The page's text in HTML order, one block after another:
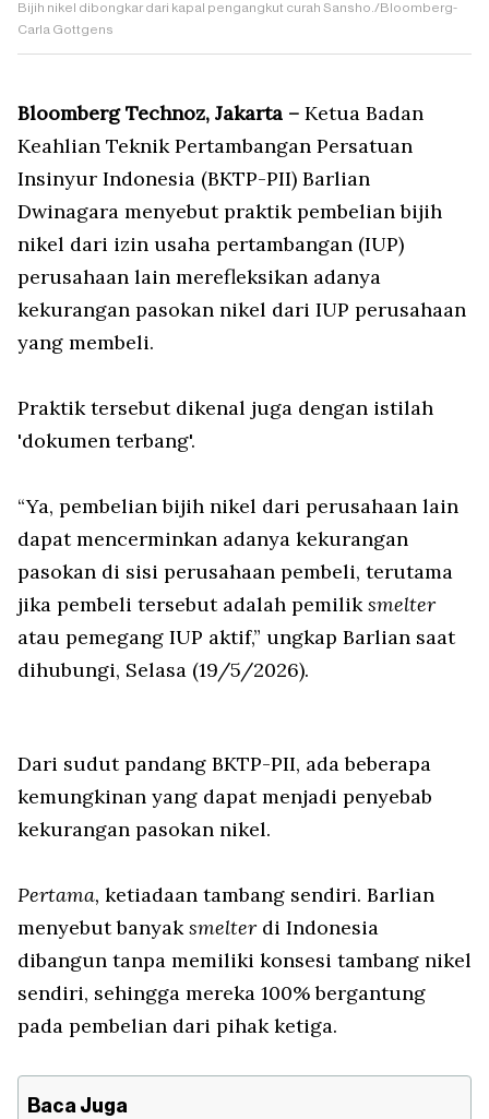
Bijih nikel dibongkar dari kapal pengangkut curah Sansho./Bloomberg-
Carla Gottgens
Bloomberg Technoz, Jakarta – Ketua Badan
Keahlian Teknik Pertambangan Persatuan
Insinyur Indonesia (BKTP-PII) Barlian
Dwinagara menyebut praktik pembelian bijih
nikel dari izin usaha pertambangan (IUP)
perusahaan lain merefleksikan adanya
kekurangan pasokan nikel dari IUP perusahaan
yang membeli.
Praktik tersebut dikenal juga dengan istilah
'dokumen terbang'.
“Ya, pembelian bijih nikel dari perusahaan lain
dapat mencerminkan adanya kekurangan
pasokan di sisi perusahaan pembeli, terutama
jika pembeli tersebut adalah pemiliksmelter
atau pemegang IUP aktif,” ungkap Barlian saat
dihubungi, Selasa (19/5/2026).
Dari sudut pandang BKTP-PII, ada beberapa
kemungkinan yang dapat menjadi penyebab
kekurangan pasokan nikel.
Pertama, ketiadaan tambang sendiri. Barlian
menyebut banyaksmelter di Indonesia
dibangun tanpa memiliki konsesi tambang nikel
sendiri, sehingga mereka 100% bergantung
pada pembelian dari pihak ketiga.
Baca Juga